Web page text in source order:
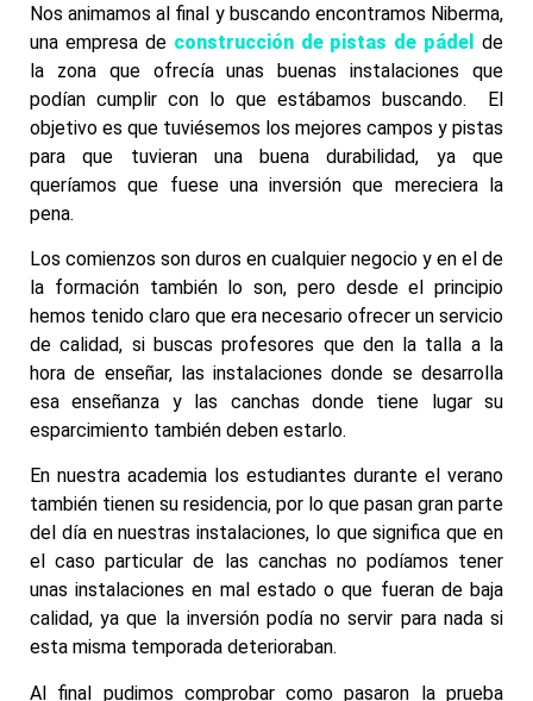
Nos animamos al final y buscando encontramos Niberma,
una empresa de construcción de pistas de pádel de
la zona que ofrecía unas buenas instalaciones que
podían cumplir con lo que estábamos buscando. El
objetivo es que tuviésemos los mejores campos y pistas
para que tuvieran una buena durabilidad, ya que
queríamos que fuese una inversión que mereciera la
pena.
Los comienzos son duros en cualquier negocio y en el de
la formación también lo son, pero desde el principio
hemos tenido claro que era necesario ofrecer un servicio
de calidad, si buscas profesores que den la talla a la
hora de enseñar, las instalaciones donde se desarrolla
esa enseñanza y las canchas donde tiene lugar su
esparcimiento también deben estarlo.
En nuestra academia los estudiantes durante el verano
también tienen su residencia, por lo que pasan gran parte
del día en nuestras instalaciones, lo que significa que en
el caso particular de las canchas no podíamos tener
unas instalaciones en mal estado o que fueran de baja
calidad, ya que la inversión podía no servir para nada si
esta misma temporada deterioraban.
Al final pudimos comprobar como pasaron la prueba